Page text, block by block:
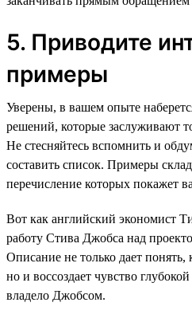
5. Приводите
примеры
Уверены, в вашем опыте
решений, которые заслуживают
Не стесняйтесь вспомнить и
составить список. Примеры
перечисление которых покажет
Вот как английский экономист
работу Стива Джобса над
Описание не только дает
но и воссоздает чувство
владело Джобсом.